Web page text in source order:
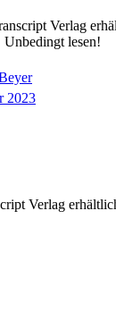
Verlag
lesen!
2023
Verlag